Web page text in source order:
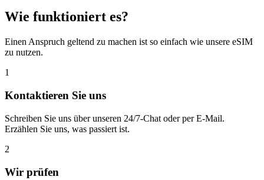
Wie funktioniert es?
Einen Anspruch geltend zu machen ist so einfach wie unsere eSIM
zu nutzen.
1
Kontaktieren Sie uns
Schreiben Sie uns über unseren 24/7-Chat oder per E-Mail.
Erzählen Sie uns, was passiert ist.
2
Wir prüfen